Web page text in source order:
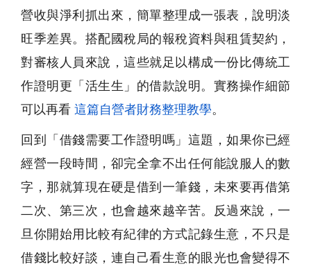
營收與淨利抓出來，簡單整理成一張表，說明淡
旺季差異。搭配國稅局的報稅資料與租賃契約，
對審核人員來說，這些就足以構成一份比傳統工
作證明更「活生生」的借款說明。實務操作細節
可以再看 這篇自營者財務整理教學。
回到「借錢需要工作證明嗎」這題，如果你已經
經營一段時間，卻完全拿不出任何能說服人的數
字，那就算現在硬是借到一筆錢，未來要再借第
二次、第三次，也會越來越辛苦。反過來說，一
旦你開始用比較有紀律的方式記錄生意，不只是
借錢比較好談，連自己看生意的眼光也會變得不